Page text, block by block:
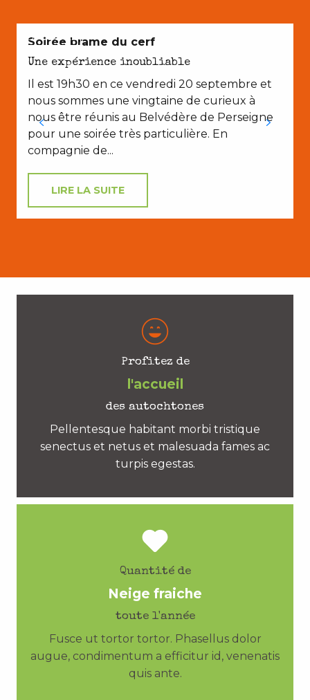
EN COUPLE
Soirée brame du cerf
Une expérience inoubliable
Il est 19h30 en ce vendredi 20 septembre et
nous sommes une vingtaine de curieux à
nous être réunis au Belvédère de Perseigne
pour une soirée très particulière. En
compagnie de...
LIRE LA SUITE
Profitez de
l'accueil
des autochtones
Pellentesque habitant morbi tristique
senectus et netus et malesuada fames ac
turpis egestas.
Quantité de
Neige fraiche
toute l'année
Fusce ut tortor tortor. Phasellus dolor
augue, condimentum a efficitur id, venenatis
quis ante.